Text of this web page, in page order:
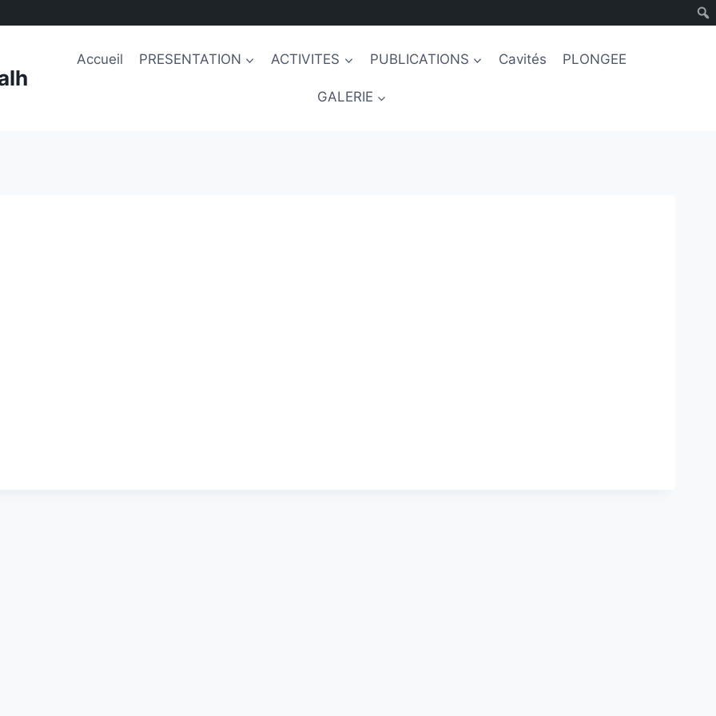
Accueil PRESENTATION ACTIVITES PUBLICATIONS Cavités PLONGEE
GALERIE